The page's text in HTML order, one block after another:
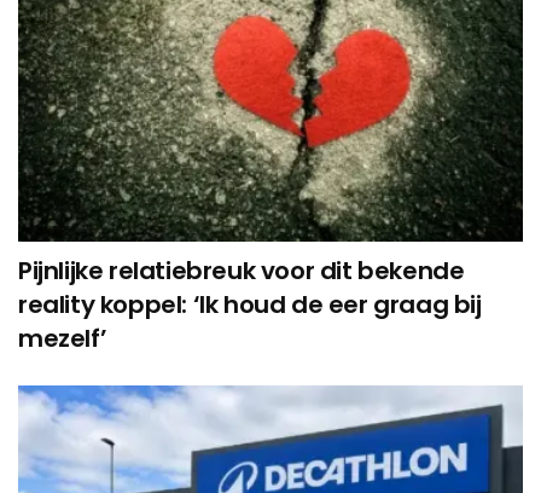
Pijnlijke relatiebreuk voor dit bekende
reality koppel: ‘Ik houd de eer graag bij
mezelf’